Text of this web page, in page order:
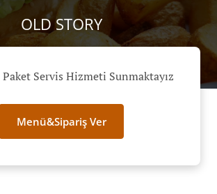
OLD STORY
Servis Hizmeti Sunmaktayız
Menü&Sipariş Ver